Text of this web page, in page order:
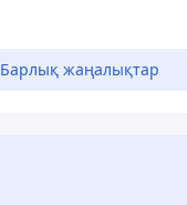
Барлық жаңалықтар